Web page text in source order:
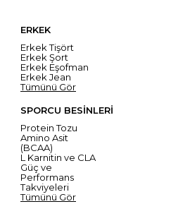
ERKEK
Erkek Tişört
Erkek Şort
Erkek Eşofman
Erkek Jean
Tümünü Gör
SPORCU BESİNLERİ
Protein Tozu
Amino Asit
(BCAA)
L Karnitin ve CLA
Güç ve
Performans
Takviyeleri
Tümünü Gör